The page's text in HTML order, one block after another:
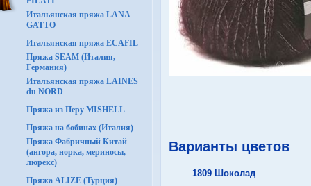
Итальянская пряжа LANA
GATTO
Итальянская пряжа ECAFIL
Пряжа SEAM (Италия,
Германия)
Итальянская пряжа LAINES
du NORD
Пряжа из Перу MISHELL
Пряжа на бобинах (Италия)
Пряжа Фабричный Китай
(ангора, норка, мериносы,
люрекс)
Пряжа ALIZE (Турция)
Варианты цветов
1809 Шоколад